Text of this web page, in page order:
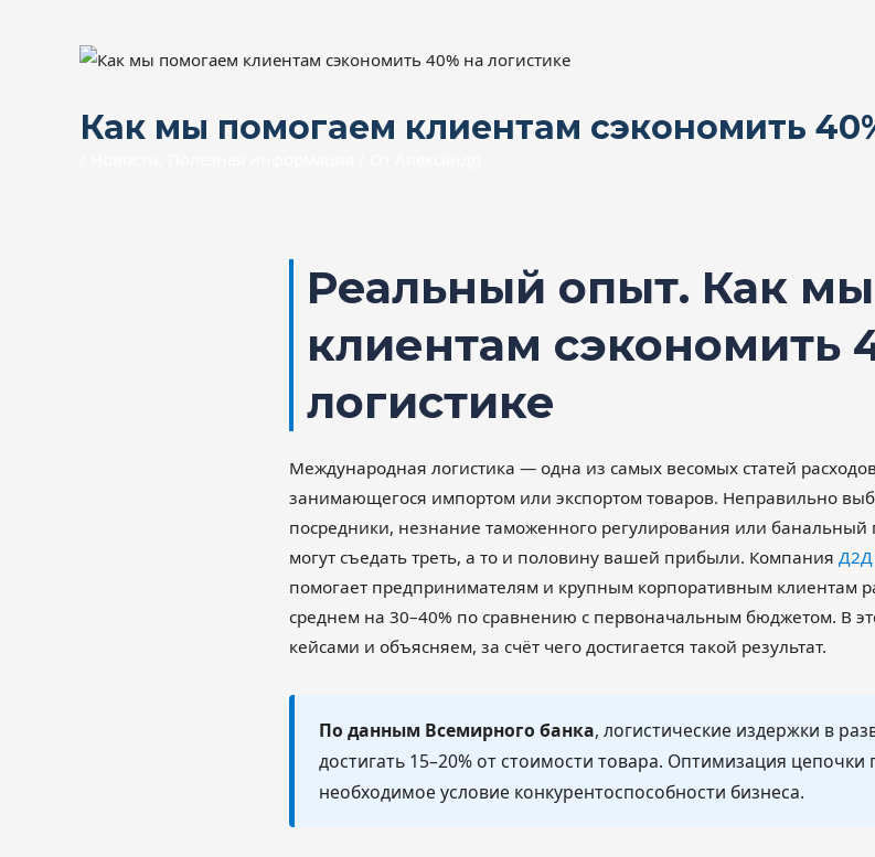
Как мы помогаем клиентам сэкономить
Реальный опыт. Как
клиентам сэкономить
логистике
Международная логистика — одна из самых весомых статей
занимающегося импортом или экспортом товаров. Неправильно
посредники, незнание таможенного регулирования или банальный
могут съедать треть, а то и половину вашей прибыли. Компания Д2Д
помогает предпринимателям и крупным корпоративным клиентам
среднем на 30–40% по сравнению с первоначальным бюджетом. В
кейсами и объясняем, за счёт чего достигается такой результат.
По данным Всемирного банка, логистические издержки в
достигать 15–20% от стоимости товара. Оптимизация
необходимое условие конкурентоспособности бизнеса.